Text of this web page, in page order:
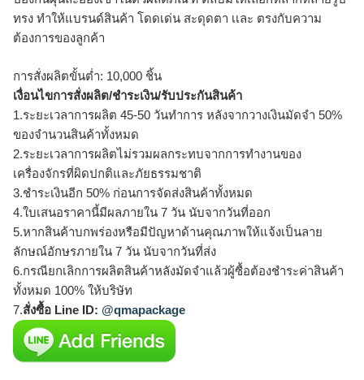
ทรง ทำให้แบรนด์สินค้า โดดเด่น สะดุดตา เเละ ตรงกับความ
ต้องการของลูกค้า
การสั่งผลิตขั้นต่ำ: 10,000 ชิ้น
เงื่อนไขการสั่งผลิต/ชำระเงิน/รับประกันสินค้า
1.ระยะเวลาการผลิต 45-50 วันทำการ หลังจากวางเงินมัดจำ 50%
ของจำนวนสินค้าทั้งหมด
2.ระยะเวลาการผลิตไม่รวมผลกระทบจากการทำงานของ
เครื่องจักรที่ผิดปกติและภัยธรรมชาติ
3.ชำระเงินอีก 50% ก่อนการจัดส่งสินค้าทั้งหมด
4.ใบเสนอราคานี้มีผลภายใน 7 วัน นับจากวันที่ออก
5.หากสินค้าบกพร่องหรือมีปัญหาด้านคุณภาพให้แจ้งเป็นลาย
ลักษณ์อักษรภายใน 7 วัน นับจากวันที่ส่ง
6.กรณียกเลิกการผลิตสินค้าหลังมัดจำแล้วผู้ซื้อต้องชำระค่าสินค้า
ทั้งหมด 100% ให้บริษัท
7.สั่งซื้อ Line ID: @qmapackage